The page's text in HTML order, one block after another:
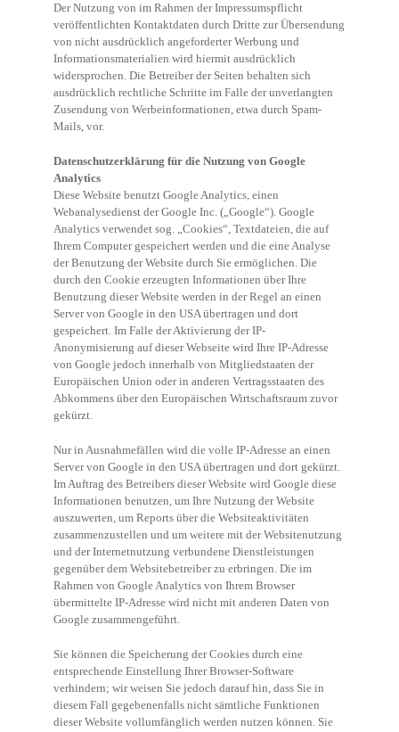
Der Nutzung von im Rahmen der Impressumspflicht
veröffentlichten Kontaktdaten durch Dritte zur Übersendung
von nicht ausdrücklich angeforderter Werbung und
Informationsmaterialien wird hiermit ausdrücklich
widersprochen. Die Betreiber der Seiten behalten sich
ausdrücklich rechtliche Schritte im Falle der unverlangten
Zusendung von Werbeinformationen, etwa durch Spam-
Mails, vor.
Datenschutzerklärung für die Nutzung von Google
Analytics
Diese Website benutzt Google Analytics, einen
Webanalysedienst der Google Inc. („Google“). Google
Analytics verwendet sog. „Cookies“, Textdateien, die auf
Ihrem Computer gespeichert werden und die eine Analyse
der Benutzung der Website durch Sie ermöglichen. Die
durch den Cookie erzeugten Informationen über Ihre
Benutzung dieser Website werden in der Regel an einen
Server von Google in den USA übertragen und dort
gespeichert. Im Falle der Aktivierung der IP-
Anonymisierung auf dieser Webseite wird Ihre IP-Adresse
von Google jedoch innerhalb von Mitgliedstaaten der
Europäischen Union oder in anderen Vertragsstaaten des
Abkommens über den Europäischen Wirtschaftsraum zuvor
gekürzt.
Nur in Ausnahmefällen wird die volle IP-Adresse an einen
Server von Google in den USA übertragen und dort gekürzt.
Im Auftrag des Betreibers dieser Website wird Google diese
Informationen benutzen, um Ihre Nutzung der Website
auszuwerten, um Reports über die Websiteaktivitäten
zusammenzustellen und um weitere mit der Websitenutzung
und der Internetnutzung verbundene Dienstleistungen
gegenüber dem Websitebetreiber zu erbringen. Die im
Rahmen von Google Analytics von Ihrem Browser
übermittelte IP-Adresse wird nicht mit anderen Daten von
Google zusammengeführt.
Sie können die Speicherung der Cookies durch eine
entsprechende Einstellung Ihrer Browser-Software
verhindern; wir weisen Sie jedoch darauf hin, dass Sie in
diesem Fall gegebenenfalls nicht sämtliche Funktionen
dieser Website vollumfänglich werden nutzen können. Sie